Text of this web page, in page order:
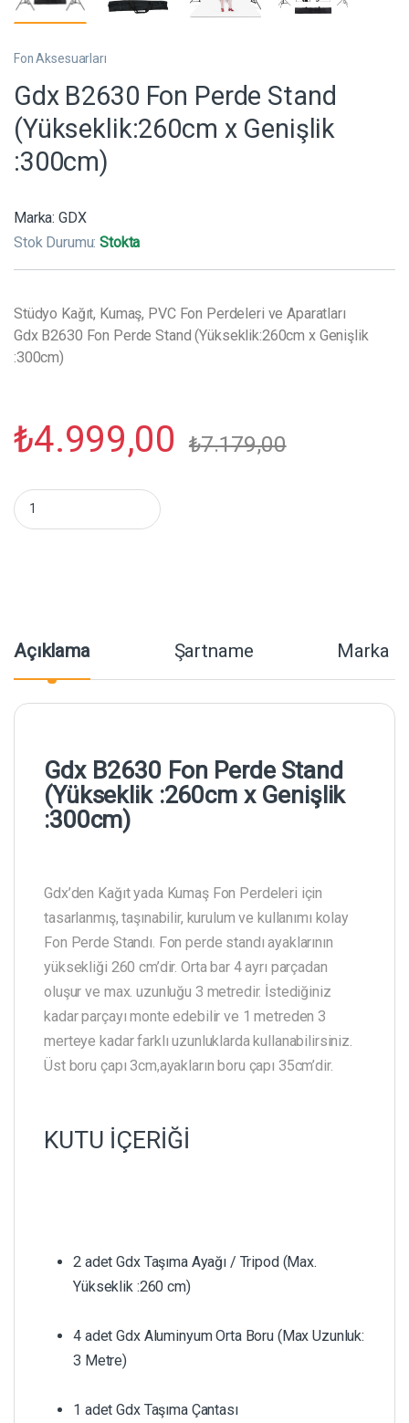
Fon Aksesuarları
Gdx B2630 Fon Perde Stand
(Yükseklik:260cm x Genişlik
:300cm)
Marka: GDX
Stok Durumu:Stokta
Stüdyo Kağıt, Kumaş, PVC Fon Perdeleri ve Aparatları
Gdx B2630 Fon Perde Stand (Yükseklik:260cm x Genişlik
:300cm)
₺4.999,00 ₺7.179,00
Gdx B2630 Fon Perde Stand (Yükseklik:260cm x Genişlik
Açıklama Şartname Marka
Gdx B2630 Fon Perde Stand
(Yükseklik :260cm x Genişlik
:300cm)
Gdx’den Kağıt yada Kumaş Fon Perdeleri için
tasarlanmış, taşınabilir, kurulum ve kullanımı kolay
Fon Perde Standı. Fon perde standı ayaklarının
yüksekliği 260 cm’dir. Orta bar 4 ayrı parçadan
oluşur ve max. uzunluğu 3 metredir. İstediğiniz
kadar parçayı monte edebilir ve 1 metreden 3
merteye kadar farklı uzunluklarda kullanabilirsiniz.
Üst boru çapı 3cm,ayakların boru çapı 35cm’dir.
KUTU İÇERİĞİ
2 adet Gdx Taşıma Ayağı / Tripod (Max.
Yükseklik :260 cm)
4 adet Gdx Aluminyum Orta Boru (Max Uzunluk:
3 Metre)
1 adet Gdx Taşıma Çantası